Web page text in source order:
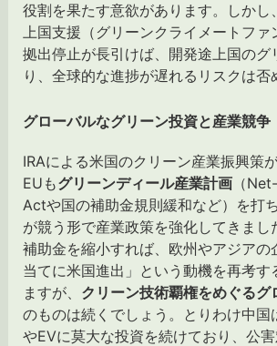
役割を果たす意欲があります。しかし
上国支援（グリーンクライメートファ
拠出停止が長引けば、開発途上国のグ
り、全球的な進捗が遅れるリスクは否
グローバルなグリーン投資と産業競争
IRAによる米国のクリーン産業振興策
EUもグリーンディール産業計画（
Actや国の補助金規則緩和など）を打
が競う形で産業政策を強化してきまし
補助金を縮小すれば、欧州やアジアの
当てに米国進出」という動機を再考す
ますが、 クリーン技術覇権をめぐるグ
のものは続くでしょう。とりわけ中国
やEVに莫大な投資を続けており、公